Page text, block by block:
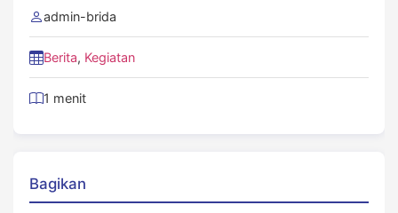
admin-brida
Berita, Kegiatan
1 menit
Bagikan